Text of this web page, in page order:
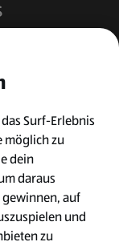
Surf-Erlebnis
möglich zu
dein
daraus
gewinnen, auf
und
zu